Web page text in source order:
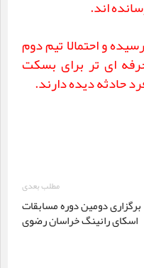
اند.
و احتمالا تیم دوم
ای تر برای بسکت
حادثه دیده دارند.
مطلب بعدی
برگزاری دومین دوره مسابقات
اسکای رانینگ خراسان رضوی